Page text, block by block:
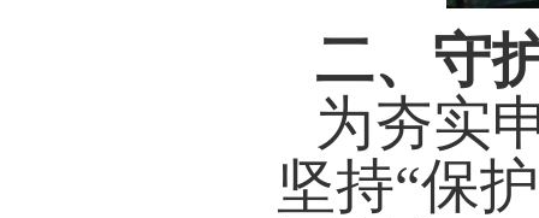
二、守
为夯实
坚持“保